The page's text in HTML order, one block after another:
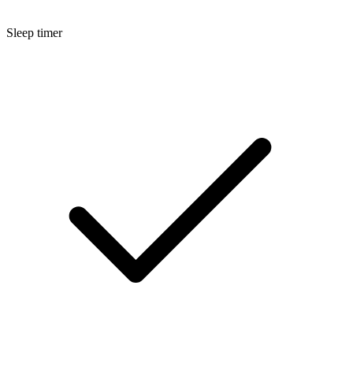
Sleep timer